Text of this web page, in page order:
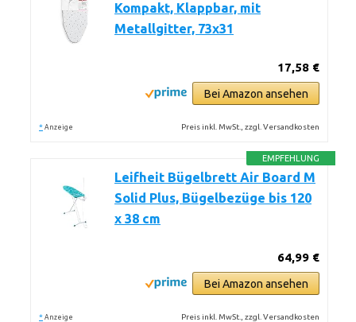
Kompakt, Klappbar, mit
Metallgitter, 73x31
17,58 €
Bei Amazon ansehen
* Anzeige Preis inkl. MwSt., zzgl. Versandkosten
EMPFEHLUNG
Leifheit Bügelbrett Air Board M
Solid Plus, Bügelbezüge bis 120
x 38 cm
64,99 €
Bei Amazon ansehen
* Anzeige Preis inkl. MwSt., zzgl. Versandkosten